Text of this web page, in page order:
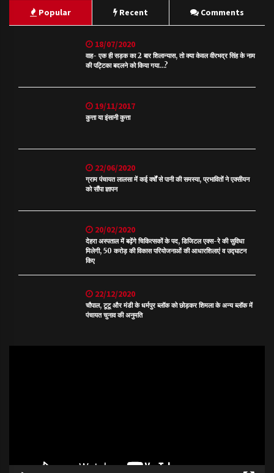
Popular Recent Comments
18/07/2020
वाह- एक ही सड़क का 2 बार शिलान्यास, तो क्या केवल वीरभद्र सिंह के नाम
की पट्टिका बदलने को किया गया…?
19/11/2017
कुत्ता या इंसानी कुत्ता
22/06/2020
ग्राम पंचायत लालसा में कई वर्षों से पानी की समस्या, प्रभावितों ने एक्सीयन
को सौंपा ज्ञापन
20/02/2020
देहरा अस्पताल में बढ़ेंगे चिकित्सकों के पद, डिजिटल एक्स-रे की सुविधा
मिलेगी, 50 करोड़ की विकास परियोजनाओं की आधारशिलाएं व उद्घाटन
किए
22/12/2020
चौपाल, टूटू और मंडी के धर्मपुर ब्लॉक को छोड़कर शिमला के अन्य ब्लॉक में
पंचायत चुनाव की अनुमति